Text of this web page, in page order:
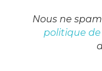
Nous ne
politique